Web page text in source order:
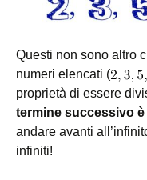
Questi non sono altro
numeri elencati (
proprietà di essere
termine successivo è
andare avanti
infiniti!